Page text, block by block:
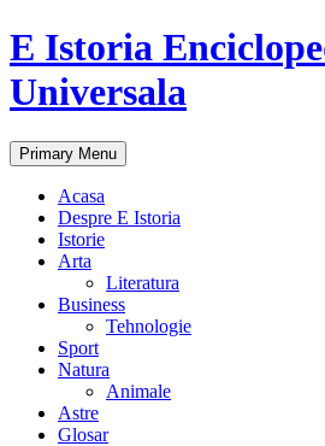
E Istoria
Universala
Search
Primary Menu Skip
to
Acasa
Despre E Istoria
Istorie
Arta
Literatura
Business
Tehnologie
Sport
Natura
Animale
Astre
Glosar